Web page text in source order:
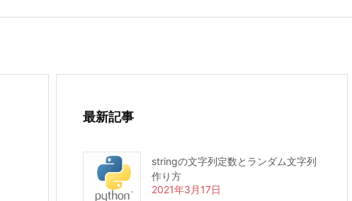
最新記事
stringの文字列定数とランダム文字列
作り方
2021年3月17日